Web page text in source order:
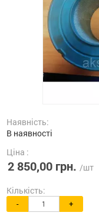
Наявність:
В наявності
Ціна :
2 850,00 грн. /шт
Кількість:
- +